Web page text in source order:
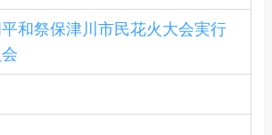
和祭保津川市民花火大会実行